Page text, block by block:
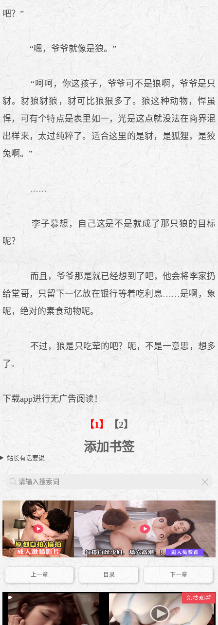
吧？”
“嗯，爷爷就像是狼。”
“呵呵，你这孩子，爷爷可不是狼啊，爷爷是只
豺。豺狼豺狼，豺可比狼狠多了。狼这种动物，悍虽
悍，可有个特点是表里如一，光是这点就没法在商界混
出样来，太过纯粹了。适合这里的是豺，是狐狸，是狡
兔啊。”
……
李子慕想，自己这是不是就成了那只狼的目标
呢？
而且，爷爷那是就已经想到了吧，他会将李家扔
给堂哥，只留下一亿放在银行等着吃利息……是啊，象
呢，绝对的素食动物呢。
不过，狼是只吃荤的吧？呃，不是一意思，想多
了。
下载app进行无广告阅读！
【1】 【2】
添加书签
站长有话要说
上一章 目录 下一章